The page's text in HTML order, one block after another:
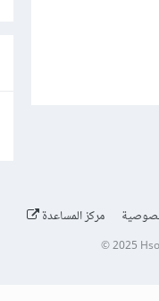
مركز المساعدة
© 2025